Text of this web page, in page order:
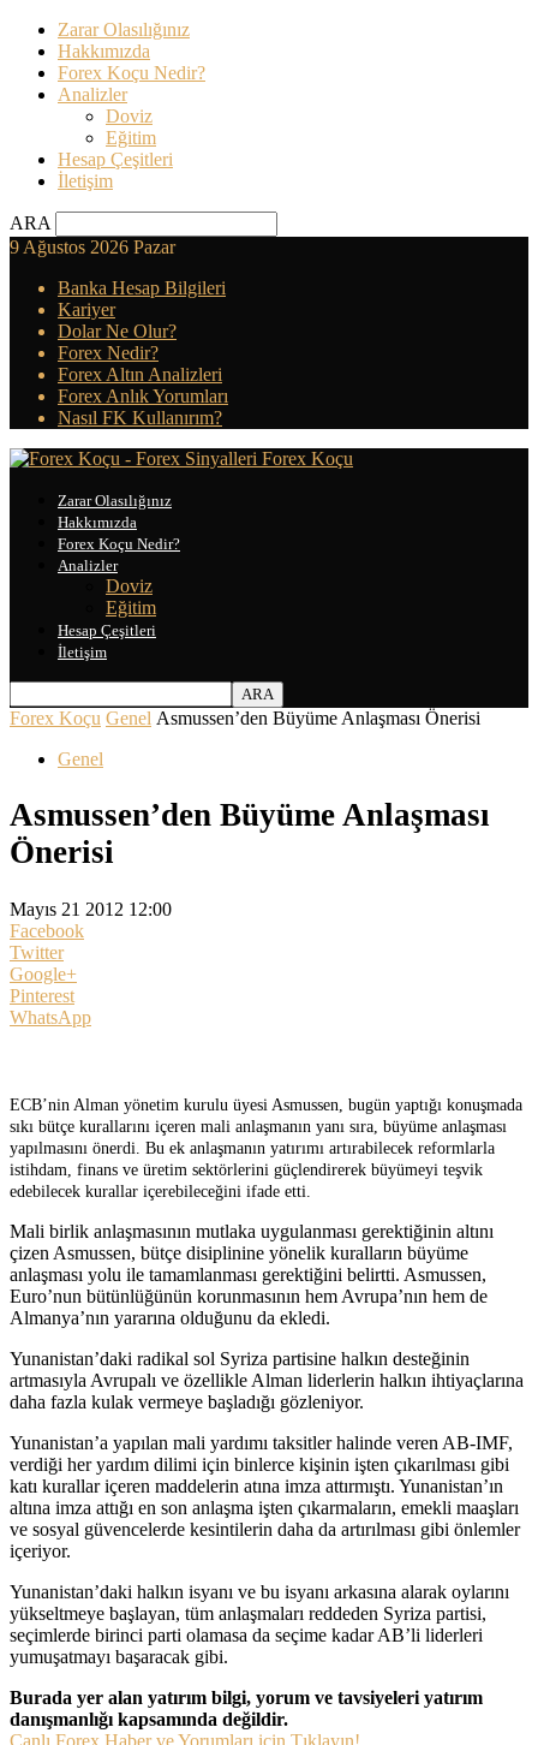
Zarar Olasılığınız
Hakkımızda
Forex Koçu Nedir?
Analizler
Doviz
Eğitim
Hesap Çeşitleri
İletişim
ARA
9 Ağustos 2026 Pazar
Banka Hesap Bilgileri
Kariyer
Dolar Ne Olur?
Forex Nedir?
Forex Altın Analizleri
Forex Anlık Yorumları
Nasıl FK Kullanırım?
Forex Koçu
Zarar Olasılığınız
Hakkımızda
Forex Koçu Nedir?
Analizler
Doviz
Eğitim
Hesap Çeşitleri
İletişim
Forex Koçu Genel Asmussen’den Büyüme Anlaşması Önerisi
Genel
Asmussen’den Büyüme Anlaşması
Önerisi
Mayıs 21 2012 12:00
Facebook
Twitter
Google+
Pinterest
WhatsApp
ECB’nin Alman yönetim kurulu üyesi Asmussen, bugün yaptığı konuşmada
sıkı bütçe kurallarını içeren mali anlaşmanın yanı sıra, büyüme anlaşması
yapılmasını önerdi. Bu ek anlaşmanın yatırımı artırabilecek reformlarla
istihdam, finans ve üretim sektörlerini güçlendirerek büyümeyi teşvik
edebilecek kurallar içerebileceğini ifade etti.
Mali birlik anlaşmasının mutlaka uygulanması gerektiğinin altını
çizen Asmussen, bütçe disiplinine yönelik kuralların büyüme
anlaşması yolu ile tamamlanması gerektiğini belirtti. Asmussen,
Euro’nun bütünlüğünün korunmasının hem Avrupa’nın hem de
Almanya’nın yararına olduğunu da ekledi.
Yunanistan’daki radikal sol Syriza partisine halkın desteğinin
artmasıyla Avrupalı ve özellikle Alman liderlerin halkın ihtiyaçlarına
daha fazla kulak vermeye başladığı gözleniyor.
Yunanistan’a yapılan mali yardımı taksitler halinde veren AB-IMF,
verdiği her yardım dilimi için binlerce kişinin işten çıkarılması gibi
katı kurallar içeren maddelerin atına imza attırmıştı. Yunanistan’ın
altına imza attığı en son anlaşma işten çıkarmaların, emekli maaşları
ve sosyal güvencelerde kesintilerin daha da artırılması gibi önlemler
içeriyor.
Yunanistan’daki halkın isyanı ve bu isyanı arkasına alarak oylarını
yükseltmeye başlayan, tüm anlaşmaları reddeden Syriza partisi,
seçimlerde birinci parti olamasa da seçime kadar AB’li liderleri
yumuşatmayı başaracak gibi.
Burada yer alan yatırım bilgi, yorum ve tavsiyeleri yatırım
danışmanlığı kapsamında değildir.
Canlı Forex Haber ve Yorumları için Tıklayın!